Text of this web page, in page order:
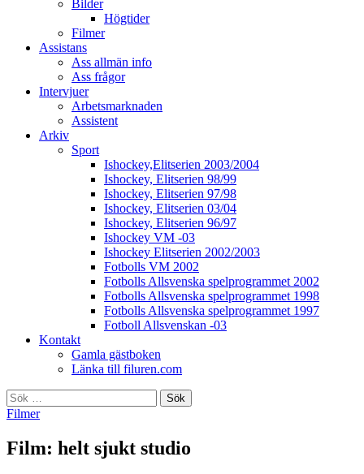
Bilder
Högtider
Filmer
Assistans
Ass allmän info
Ass frågor
Intervjuer
Arbetsmarknaden
Assistent
Arkiv
Sport
Ishockey,Elitserien 2003/2004
Ishockey, Elitserien 98/99
Ishockey, Elitserien 97/98
Ishockey, Elitserien 03/04
Ishockey, Elitserien 96/97
Ishockey VM -03
Ishockey Elitserien 2002/2003
Fotbolls VM 2002
Fotbolls Allsvenska spelprogrammet 2002
Fotbolls Allsvenska spelprogrammet 1998
Fotbolls Allsvenska spelprogrammet 1997
Fotboll Allsvenskan -03
Kontakt
Gamla gästboken
Länka till filuren.com
Sök
efter:
Filmer
Film: helt sjukt studio